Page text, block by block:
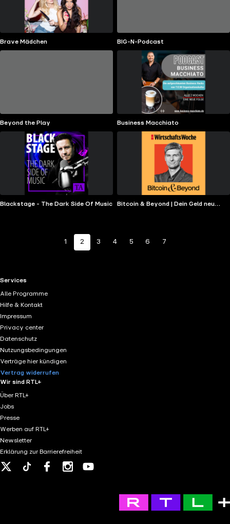
Brave Mädchen BIG-N-Podcast
Beyond the Play Business Macchiato
Blackstage - The Dark Side Of Music
Bitcoin & Beyond | Dein Geld neu
1 2 3 4 5 6 7
RTL+ useful links.
Services
Alle Programme
Hilfe & Kontakt
Impressum
Privacy center
Datenschutz
Nutzungsbedingungen
Verträge hier kündigen
Vertrag widerrufen
Wir sind RTL+
Über RTL+
Jobs
Presse
Werben auf RTL+
Newsletter
Erklärung zur Barrierefreiheit
Tiktok FacebookInstagram